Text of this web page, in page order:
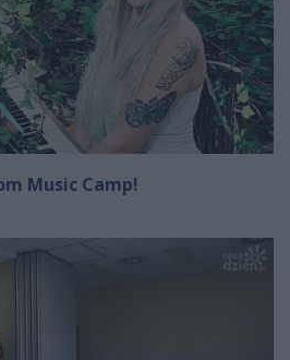
Music Camp!